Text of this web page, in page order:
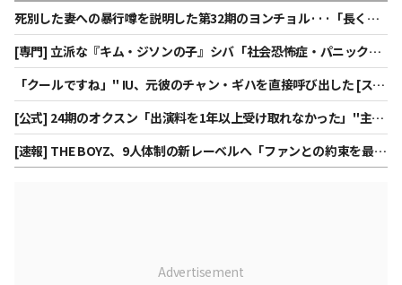
死別した妻への暴行噂を説明した第32期のヨンチョル···「長く記
憶に残る人々に会う」
[専門] 立派な『キム・ジソンの子』シバ「社会恐怖症・パニック障
害..「週4日バイト開始」告白
「クールですね」" IU、元彼のチャン・ギハを直接呼び出した [スタ
ー・イシュー]
[公式] 24期のオクスン「出演料を1年以上受け取れなかった」"主張
に..「私はシングル」側「全額支払い完了」
[速報] THE BOYZ、9人体制の新レーベルへ「ファンとの約束を最優
先」